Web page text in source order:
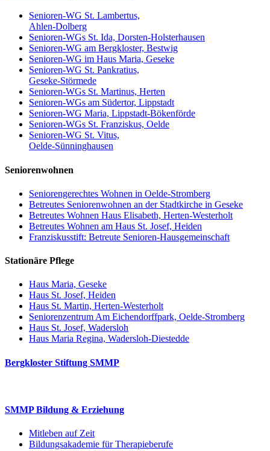
Senioren-WG St. Lambertus,
Ahlen-Dolberg
Senioren-WGs St. Ida, Dorsten-Holsterhausen
Senioren-WG am Bergkloster, Bestwig
Senioren-WG im Haus Maria, Geseke
Senioren-WG St. Pankratius,
Geseke-Störmede
Senioren-WGs St. Martinus, Herten
Senioren-WGs am Südertor, Lippstadt
Senioren-WG Maria, Lippstadt-Bökenförde
Senioren-WGs St. Franziskus, Oelde
Senioren-WG St. Vitus,
Oelde-Sünninghausen
Seniorenwohnen
Seniorengerechtes Wohnen in Oelde-Stromberg
Betreutes Seniorenwohnen an der Stadtkirche in Geseke
Betreutes Wohnen Haus Elisabeth, Herten-Westerholt
Betreutes Wohnen am Haus St. Josef, Heiden
Franziskusstift: Betreute Senioren-Hausgemeinschaft
Stationäre Pflege
Haus Maria, Geseke
Haus St. Josef, Heiden
Haus St. Martin, Herten-Westerholt
Seniorenzentrum Am Eichendorffpark, Oelde-Stromberg
Haus St. Josef, Wadersloh
Haus Maria Regina, Wadersloh-Diestedde
Bergkloster Stiftung SMMP
SMMP Bildung & Erziehung
Mitleben auf Zeit
Bildungsakademie für Therapieberufe